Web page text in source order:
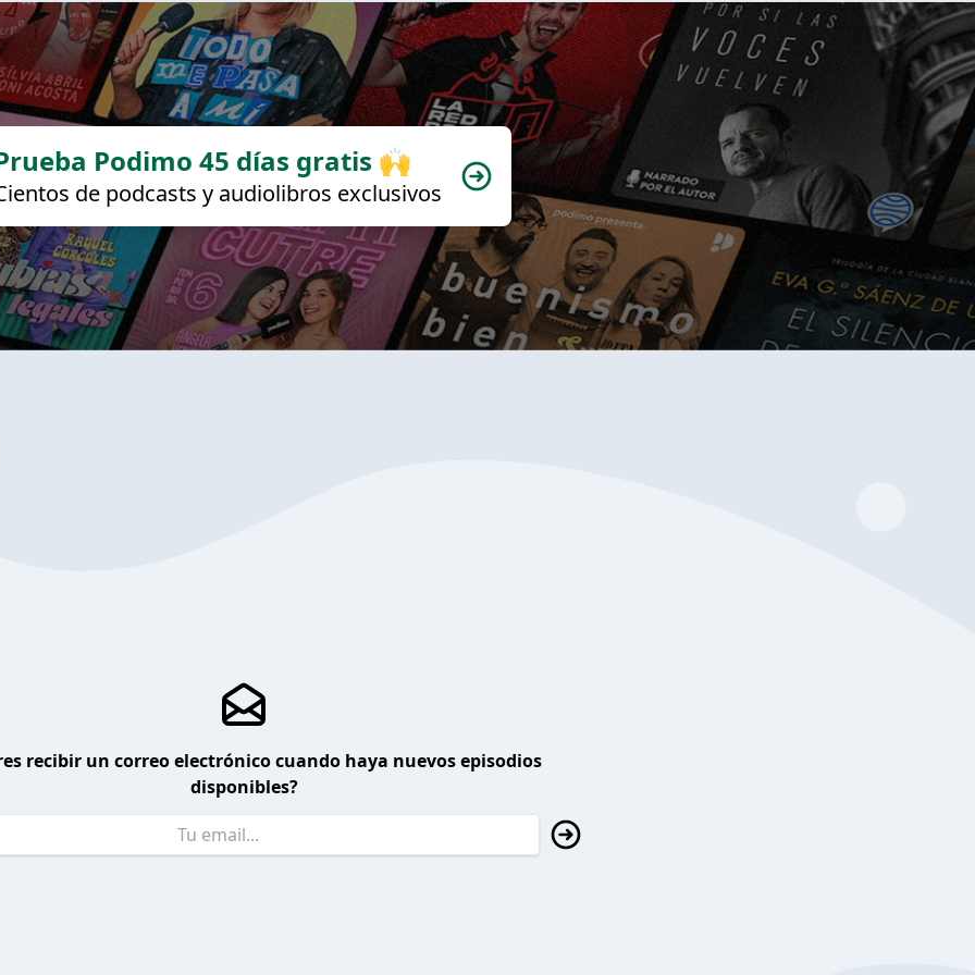
Podimo 45 días gratis 🙌
de podcasts y audiolibros exclusivos
recibir un correo electrónico cuando haya nuevos episodios
disponibles?